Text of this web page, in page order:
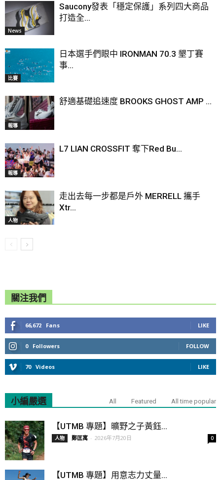
News
Saucony發表「穩定保護」系列四大商品
打造全...
比賽
日本選手們眼中 IRONMAN 70.3 墾丁賽
事...
報導
舒適基礎追速度 BROOKS GHOST AMP ...
報導
L7 LIAN CROSSFIT 奪下Red Bu...
人物
走出去每一步都是戶外 MERRELL 攜手
Xtr...
關注我們
66,672 Fans LIKE
0 Followers FOLLOW
70 Videos LIKE
小編嚴選 All Featured All time popular
【UTMB 專題】曠野之子黃鈺...
人物 鄭匡寓 - 2026年7月20日 0
【UTMB 專題】用意志力丈量...